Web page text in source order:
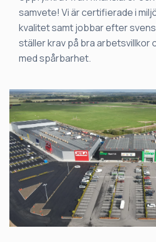
samvete! Vi är certifierade i
kvalitet samt jobbar efter
ställer krav på bra
med spårbarhet.